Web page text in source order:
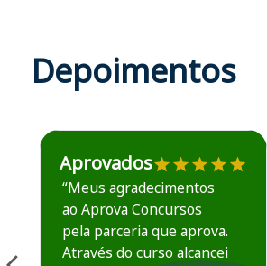
Depoimentos
Estudante José recomenda o Aprova
Aprovados
“Meus agradecimentos
ao Aprova Concursos
pela parceria que aprova.
Através do curso alcancei